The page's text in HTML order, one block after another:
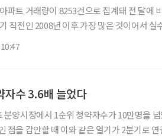
거래량이 8253건으로 집계돼 전 달에 비해 13% 가까
직전인 2008년 이후 가장 많은 것이어서 실
자수 3.6배 늘었다
분양시장에서 1순위 청약자수가 10만명을
안할 때 이와 같은 열기가 2분기로 연결될지 귀추가 주목된다. 2일